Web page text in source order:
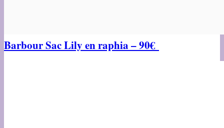
Barbour Sac Lily en raphia – 90€